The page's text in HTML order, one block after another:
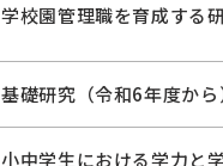
学校園管理職を育成する
基礎研究（令和6年度から
小中学生における学力と